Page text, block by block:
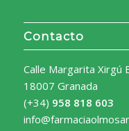
Contacto
Calle Margarita Xirgú
18007 Granada
(+34) 958 818 603